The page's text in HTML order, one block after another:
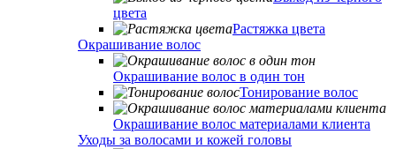
цвета
Растяжка цвета
Окрашивание волос
Окрашивание волос в один тон
Тонирование волос
Окрашивание волос материалами клиента
Уходы за волосами и кожей головы